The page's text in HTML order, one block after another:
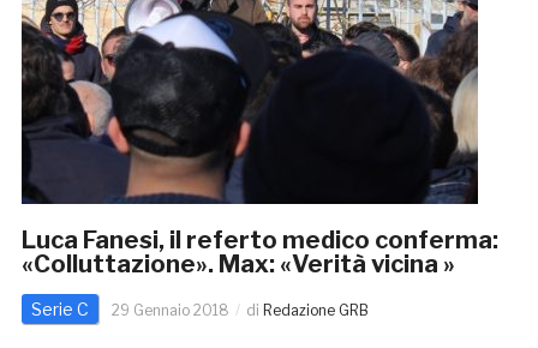
Luca Fanesi, il referto medico conferma:
«Colluttazione». Max: «Verità vicina »
Serie C 29 Gennaio 2018 di Redazione GRB